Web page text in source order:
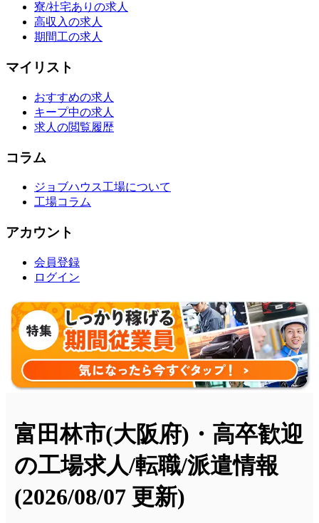
寮/社宅ありの求人
高収入の求人
期間工の求人
マイリスト
おすすめの求人
キープ中の求人
求人の閲覧履歴
コラム
ジョブハウス工場について
工場コラム
アカウント
会員登録
ログイン
富田林市(大阪府)・高卒歓迎
の工場求人/転職/派遣情報
(2026/08/07 更新)